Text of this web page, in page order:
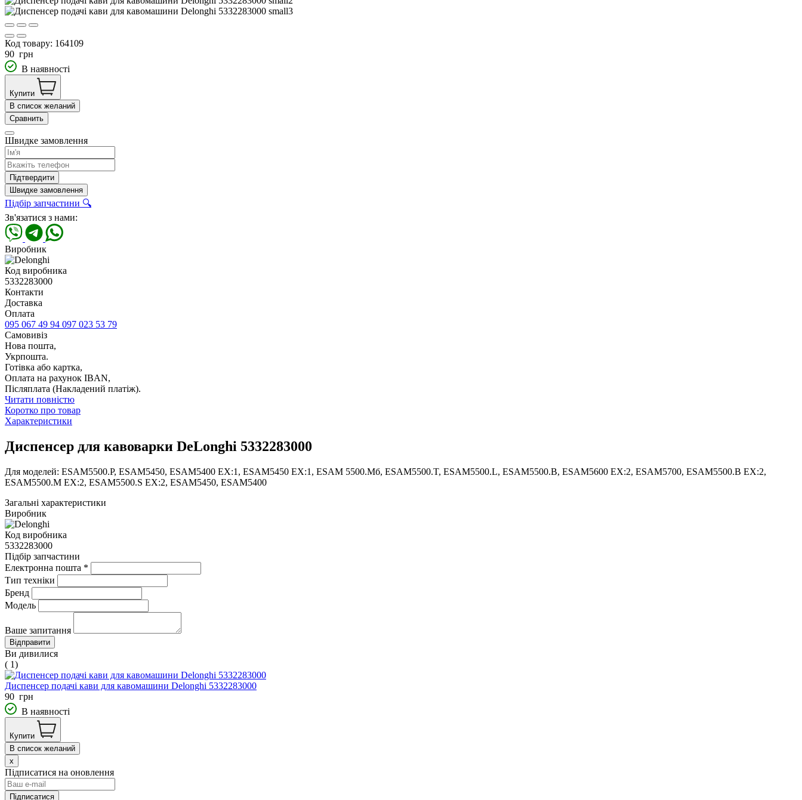
Код товару: 164109
90 грн
В наявності
Купити
В список желаний
Сравнить
Швидке замовлення
Підтвердити
Швидке замовлення
Підбір запчастини 🔍
Зв'язатися з нами:
Виробник
Код виробника
5332283000
Контакти
Доставка
Оплата
095 067 49 94 097 023 53 79
Самовивіз
Нова пошта,
Укрпошта.
Готівка або картка,
Оплата на рахунок IBAN,
Післяплата (Накладений платіж).
Читати повністю
Коротко про товар
Характеристики
Диспенсер для кавоварки DeLonghi 5332283000
Для моделей: ESAM5500.P, ESAM5450, ESAM5400 EX:1, ESAM5450 EX:1, ESAM 5500.Mб, ESAM5500.T, ESAM5500.L, ESAM5500.B, ESAM5600 EX:2, ESAM5700, ESAM5500.B EX:2,
ESAM5500.M EX:2, ESAM5500.S EX:2, ESAM5450, ESAM5400
Загальні характеристики
Виробник
Код виробника
5332283000
Підбір запчастини
Електронна пошта *
Тип техніки
Бренд
Модель
Ваше запитання
Ви дивилися
( 1)
Диспенсер подачі кави для кавомашини Delonghi 5332283000
90 грн
В наявності
Купити
В список желаний
x
Підписатися на оновлення